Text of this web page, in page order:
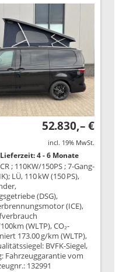
52.830,– €
incl. 19% MwSt.
4 - 6 Monate
; 110KW/150PS ; 7-Gang-
LÜ, 110 kW (150 PS),
(DSG),
(ICE),
(WLTP), CO₂-
173.00 g/km (WLTP),
BVFK-Siegel,
Fahrzeuggarantie vom
132991